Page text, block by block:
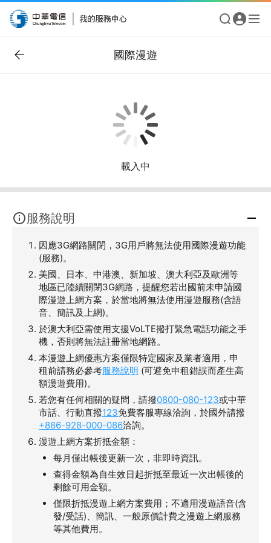
國際漫遊
載入中
服務說明
因應3G網路關閉，3G用戶將無法使用國際漫遊功能
(服務)。
美國、日本、中港澳、新加坡、澳大利亞及歐洲等
地區已陸續關閉3G網路，提醒您若出國前未申請國
際漫遊上網方案，於當地將無法使用漫遊服務(含語
音、簡訊及上網)。
於澳大利亞需使用支援VoLTE撥打緊急電話功能之手
機，否則將無法註冊當地網路。
本漫遊上網優惠方案僅限特定國家及業者適用，申
租前請務必參考服務說明 (可避免申租錯誤而產生高
額漫遊費用)。
若您有任何相關的疑問，請撥0800-080-123或中華
市話、行動直撥123免費客服專線洽詢，於國外請撥
+886-928-000-086洽詢。
漫遊上網方案折抵金額：
每月僅出帳後更新一次，非即時資訊。
查得金額為自生效日起折抵至最近一次出帳後的
剩餘可用金額。
僅限折抵漫遊上網方案費用；不適用漫遊語音(含
發/受話)、簡訊、一般原價計費之漫遊上網服務
等其他費用。